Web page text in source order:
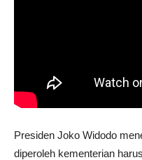
Presiden Joko Widodo
diperoleh kementerian